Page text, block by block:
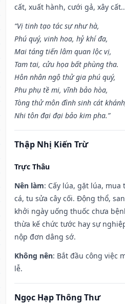
cất, xuất hành, cưới gả, xây
“Vị tinh tạo tác sự như hà,
Phú quý, vinh hoa, hỷ khí đa,
Mai táng tiến lâm quan lộc vị,
Tam tai, cửu họa bất phùng tha.
Hôn nhân ngộ thử gia phú quý,
Phu phụ tề mi, vĩnh bảo hòa,
Tòng thử môn đình sinh cát
Nhi tôn đại đại bảo kim pha.”
Thập Nhị Kiến Trừ
Trực Thâu
Nên làm: Cấy lúa, gặt lúa,
cá, tu sửa cây cối. Động thổ,
khởi ngày uống thuốc chưa
thừa kế chức tước hay sự
nộp đơn dâng sớ.
Không nên: Bắt đầu công việc
lễ.
Ngọc Hạp Thông Thư